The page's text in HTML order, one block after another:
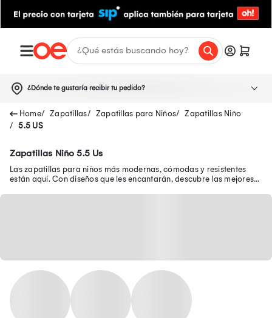
¿Dónde te gustaría recibir tu pedido?
Zapatillas Zapatillas para Niños
Zapatillas Niño
5.5 US
Zapatillas Niño 5.5 Us
Las zapatillas para niños más modernas, cómodas y resistentes
están aquí. Con diseños que les encantarán, descubre las mejores